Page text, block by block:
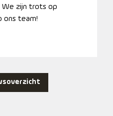
We zijn trots op
ons team!